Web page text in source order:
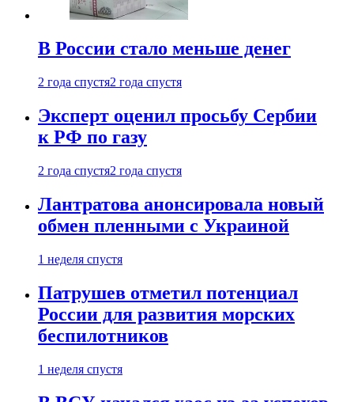
В России стало меньше денег
2 года спустя2 года спустя
Эксперт оценил просьбу Сербии
к РФ по газу
2 года спустя2 года спустя
Лантратова анонсировала новый
обмен пленными с Украиной
1 неделя спустя
Патрушев отметил потенциал
России для развития морских
беспилотников
1 неделя спустя